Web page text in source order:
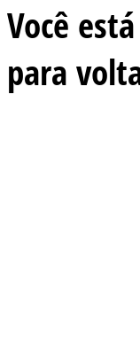
Você
para